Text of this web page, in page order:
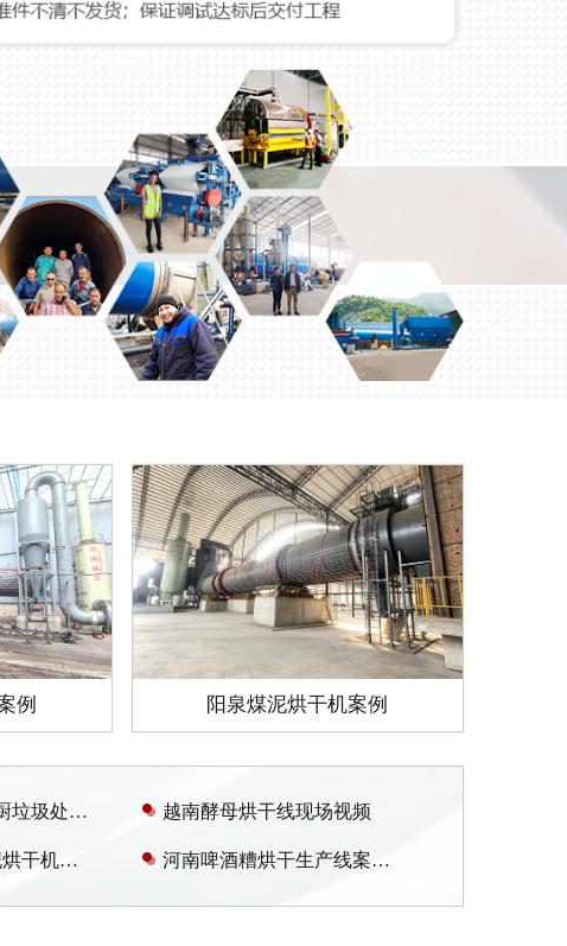
例 阳泉煤泥烘干机案例
深圳盐田100吨餐厨垃圾处理设备安装调试现场 越南酵母烘干线现场视频
热烈祝贺山西煤泥烘干机安装调试成功且已投产 河南啤酒糟烘干生产线案例现场视频